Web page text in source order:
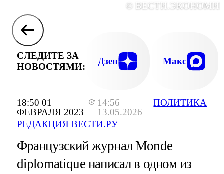
18:50 01
ФЕВРАЛЯ 2023
14:56
13.05.2026
РЕДАКЦИЯ ВЕСТИ.РУ
ПОЛИТИКА
©
СЛЕДИТЕ ЗА
НОВОСТЯМИ:
Дзен Макс
Французский журнал Monde
diplomatique написал в одном из